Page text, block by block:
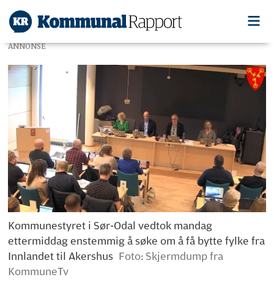
ANNONSE
Kommunestyret i Sør-Odal vedtok mandag
ettermiddag enstemmig å søke om å få bytte fylke fra
Innlandet til Akershus Foto: Skjermdump fra
KommuneTv